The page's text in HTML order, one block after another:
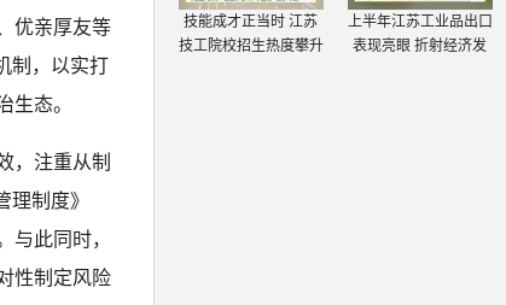
优亲厚友等
制，以实打
生态。
，注重从制
制度》
与此同时，
性制定风险
技能成才正当时 江苏
技工院校招生热度攀升
上半年江苏工业品出口
表现亮眼 折射经济发